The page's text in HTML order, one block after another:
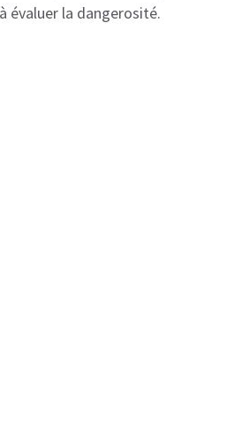
évaluer la dangerosité.